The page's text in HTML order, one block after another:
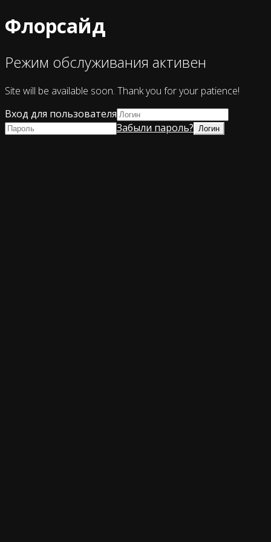
Флорсайд
Режим обслуживания активен
Site will be available soon. Thank you for your patience!
Вход для пользователя
Забыли пароль?